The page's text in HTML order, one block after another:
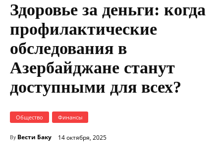
Здоровье за деньги: когда
профилактические
обследования в
Азербайджане станут
доступными для всех?
Общество Финансы
By Вести Баку 14 октября, 2025